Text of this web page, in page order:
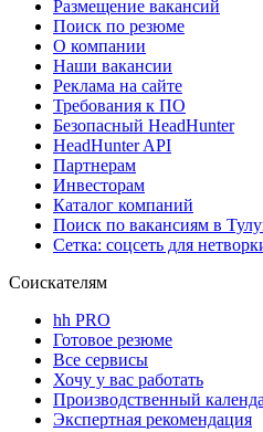
Размещение вакансий
Поиск по резюме
О компании
Наши вакансии
Реклама на сайте
Требования к ПО
Безопасный HeadHunter
HeadHunter API
Партнерам
Инвесторам
Каталог компаний
Поиск по вакансиям в
Сетка: соцсеть для
Соискателям
hh PRO
Готовое резюме
Все сервисы
Хочу у вас работать
Производственный
Экспертная рекомендация